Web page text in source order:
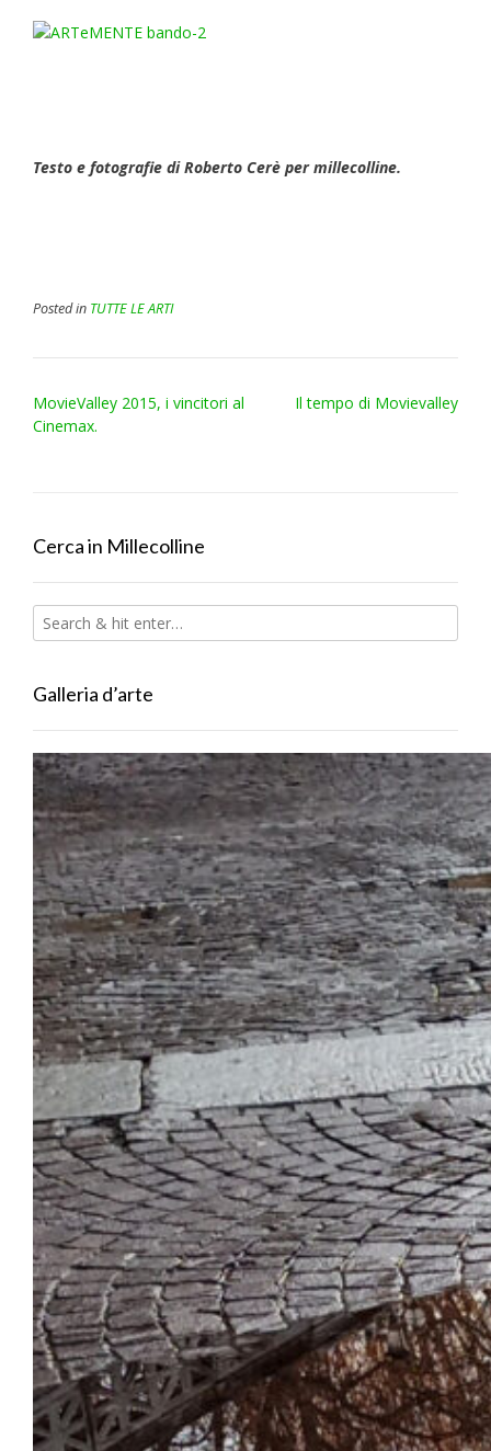
Testo e fotografie di Roberto Cerè per millecolline.
Posted in TUTTE LE ARTI
Post
navigation
MovieValley 2015, i vincitori al
Cinemax.
Il tempo di Movievalley
Cerca in Millecolline
Galleria d’arte